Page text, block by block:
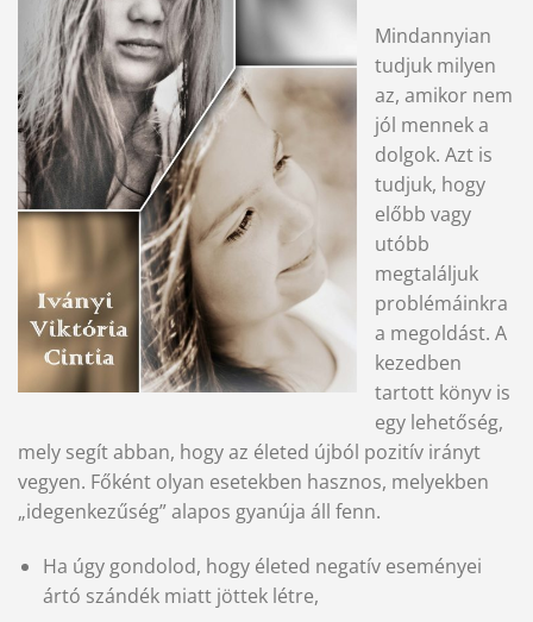
Mindannyian
tudjuk milyen
az, amikor nem
jól mennek a
dolgok. Azt is
tudjuk, hogy
előbb vagy
utóbb
megtaláljuk
problémáinkra
a megoldást. A
kezedben
tartott könyv is
egy lehetőség,
mely segít abban, hogy az életed újból pozitív irányt
vegyen. Főként olyan esetekben hasznos, melyekben
„idegenkezűség” alapos gyanúja áll fenn.
Ha úgy gondolod, hogy életed negatív eseményei
ártó szándék miatt jöttek létre,